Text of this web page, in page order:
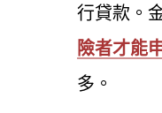
行貸款。
險者才能
多。